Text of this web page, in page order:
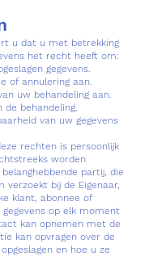
u dat u met betrekking
het recht heeft om:
gegevens.
of annulering aan.
uw behandeling aan.
de behandeling.
van uw gegevens
rechten is persoonlijk
worden
partij, die
verzoekt bij de Eigenaar,
klant, abonnee of
op elk moment
kan opnemen met de
kan opvragen over de
en hoe u ze